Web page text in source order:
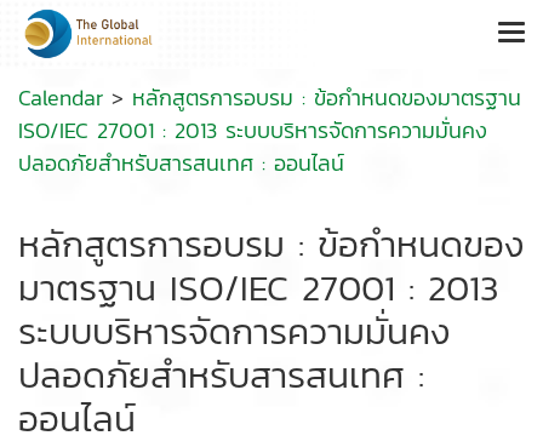
Calendar > หลักสูตรการอบรม : ข้อกำหนดของมาตรฐาน
ISO/IEC 27001 : 2013 ระบบบริหารจัดการความมั่นคง
ปลอดภัยสำหรับสารสนเทศ : ออนไลน์
หลักสูตรการอบรม : ข้อกำหนดของ
มาตรฐาน ISO/IEC 27001 : 2013
ระบบบริหารจัดการความมั่นคง
ปลอดภัยสำหรับสารสนเทศ :
ออนไลน์